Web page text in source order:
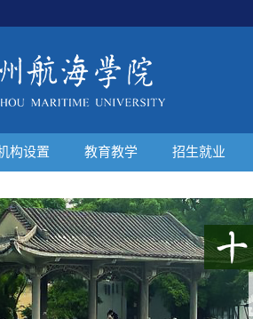
构设置 教育教学 招生就业